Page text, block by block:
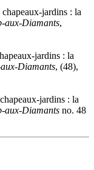
jardins : la
aux-Diamants,
jardins : la
Diamants, (48),
jardins : la
aux-Diamants no. 48